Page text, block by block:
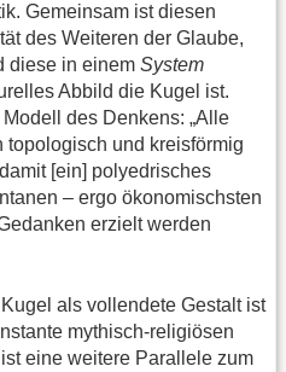
Gemeinsam ist diesen
des Weiteren der Glaube,
diese in einem System
Abbild die Kugel ist.
des Denkens: „Alle
topologisch und kreisförmig
[ein] polyedrisches
– ergo ökonomischsten
erzielt werden
als vollendete Gestalt ist
mythisch-religiösen
eine weitere Parallele zum